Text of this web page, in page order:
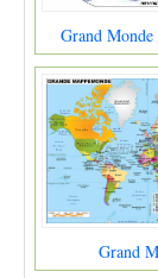
Grand
Grand